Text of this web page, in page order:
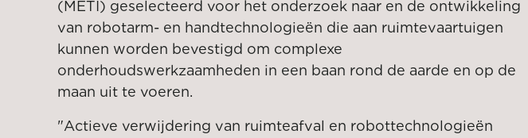
(METI) geselecteerd voor het onderzoek naar en de ontwikkeling
van robotarm- en handtechnologieën die aan ruimtevaartuigen
kunnen worden bevestigd om complexe
onderhoudswerkzaamheden in een baan rond de aarde en op de
maan uit te voeren.
"Actieve verwijdering van ruimteafval en robottechnologieën